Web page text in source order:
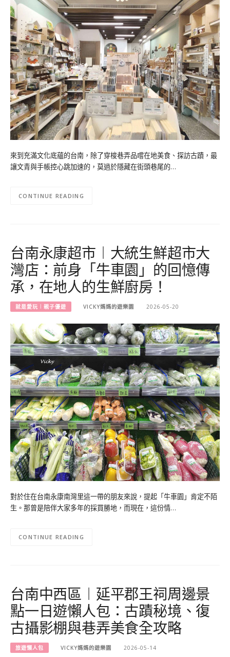
來到充滿文化底蘊的台南，除了穿梭巷弄品嚐在地美食、探訪古蹟，最
讓文青與手帳控心跳加速的，莫過於隱藏在街頭巷尾的…
CONTINUE READING
台南永康超市︱大統生鮮超市大
灣店：前身「牛車園」的回憶傳
承，在地人的生鮮廚房！
就是愛玩︱親子優遊 VICKY媽媽的遊樂園 2026-05-20
對於住在台南永康南灣里這一帶的朋友來說，提起「牛車園」肯定不陌
生。那曾是陪伴大家多年的採買勝地，而現在，這份情…
CONTINUE READING
台南中西區︱延平郡王祠周邊景
點一日遊懶人包：古蹟秘境、復
古攝影棚與巷弄美食全攻略
旅遊懶人包 VICKY媽媽的遊樂園 2026-05-14